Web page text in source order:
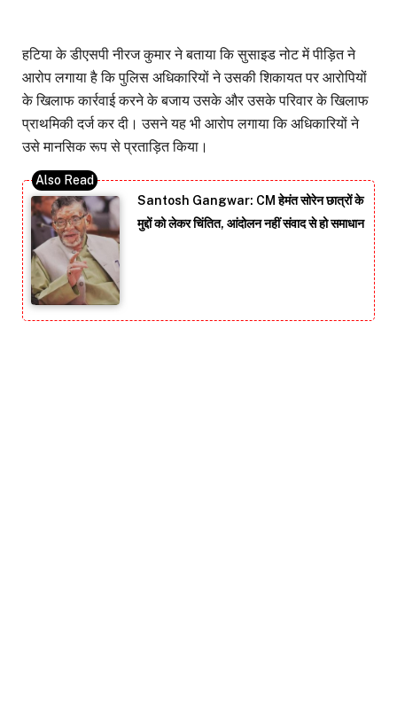
हटिया के डीएसपी नीरज कुमार ने बताया कि सुसाइड नोट में पीड़ित ने
आरोप लगाया है कि पुलिस अधिकारियों ने उसकी शिकायत पर आरोपियों
के खिलाफ कार्रवाई करने के बजाय उसके और उसके परिवार के खिलाफ
प्राथमिकी दर्ज कर दी। उसने यह भी आरोप लगाया कि अधिकारियों ने
उसे मानसिक रूप से प्रताड़ित किया।
Santosh Gangwar: CM हेमंत सोरेन छात्रों के
मुद्दों को लेकर चिंतित, आंदोलन नहीं संवाद से हो समाधान